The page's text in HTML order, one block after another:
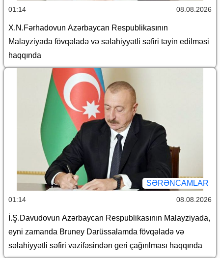
01:14 08.08.2026
X.N.Fərhadovun Azərbaycan Respublikasının
Malayziyada fövqəladə və səlahiyyətli səfiri təyin edilməsi
haqqında
SƏRƏNCAMLAR
01:14 08.08.2026
İ.Ş.Davudovun Azərbaycan Respublikasının Malayziyada,
eyni zamanda Bruney Darüssalamda fövqəladə və
səlahiyyətli səfiri vəzifəsindən geri çağırılması haqqında